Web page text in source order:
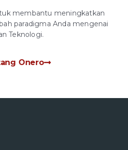
membantu meningkatkan
paradigma Anda mengenai
Teknologi.
Onero